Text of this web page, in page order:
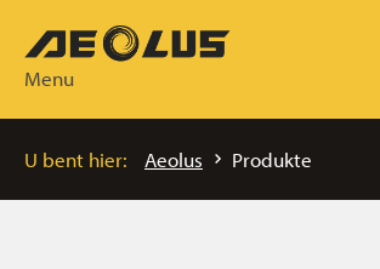
Menu
U bent hier: Aeolus Produkte